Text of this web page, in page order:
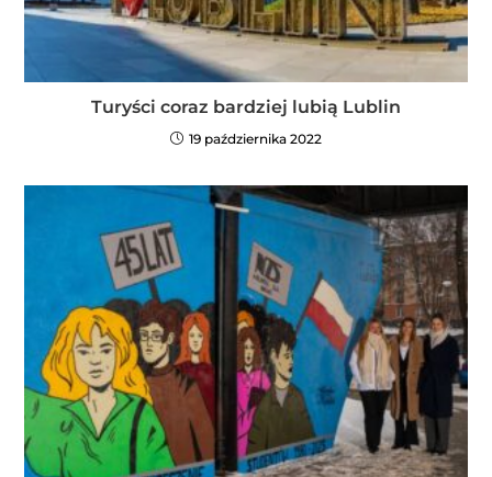
Turyści coraz bardziej lubią Lublin
19 października 2022